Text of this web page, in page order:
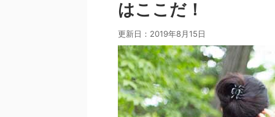
はここだ！
更新日： 2019年8月15日